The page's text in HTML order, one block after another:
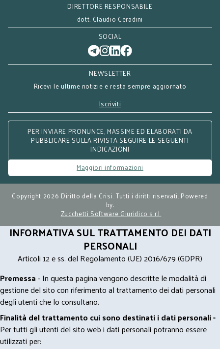
DIRETTORE RESPONSABILE
dott. Claudio Ceradini
SOCIAL
NEWSLETTER
Ricevi le ultime notizie e resta sempre aggiornato
Iscriviti
PER INVIARE PRONUNCE, MASSIME ED ELABORATI DA
PUBBLICARE SULLA RIVISTA SEGUIRE LE SEGUENTI
INDICAZIONI
Maggiori informazioni
Copyright 2026 Diritto della Crisi. Tutti i diritti riservati. Powered
by:
Zucchetti Software Giuridico s.r.l.
INFORMATIVA SUL TRATTAMENTO DEI DATI
PERSONALI
Articoli 12 e ss. del Regolamento (UE) 2016/679 (GDPR)
Premessa- In questa pagina vengono descritte le modalità di
gestione del sito con riferimento al trattamento dei dati personali
degli utenti che lo consultano.
Finalità del trattamento cui sono destinati i dati personali -
Per tutti gli utenti del sito web i dati personali potranno essere
utilizzati per: